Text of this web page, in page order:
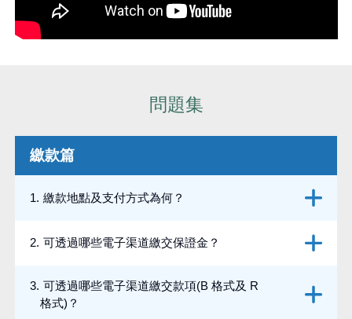
問題集
繳款篇
1. 繳款地點及支付方式為何？
2. 可透過哪些電子渠道繳交保證金？
3. 可透過哪些電子渠道繳交款項(B 格式及 R
格式)？